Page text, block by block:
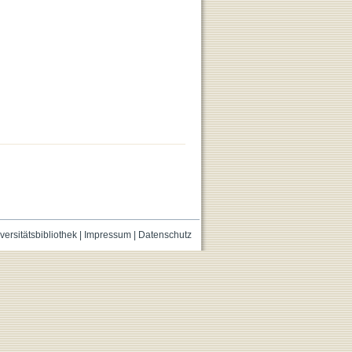
| Impressum| Datenschutz